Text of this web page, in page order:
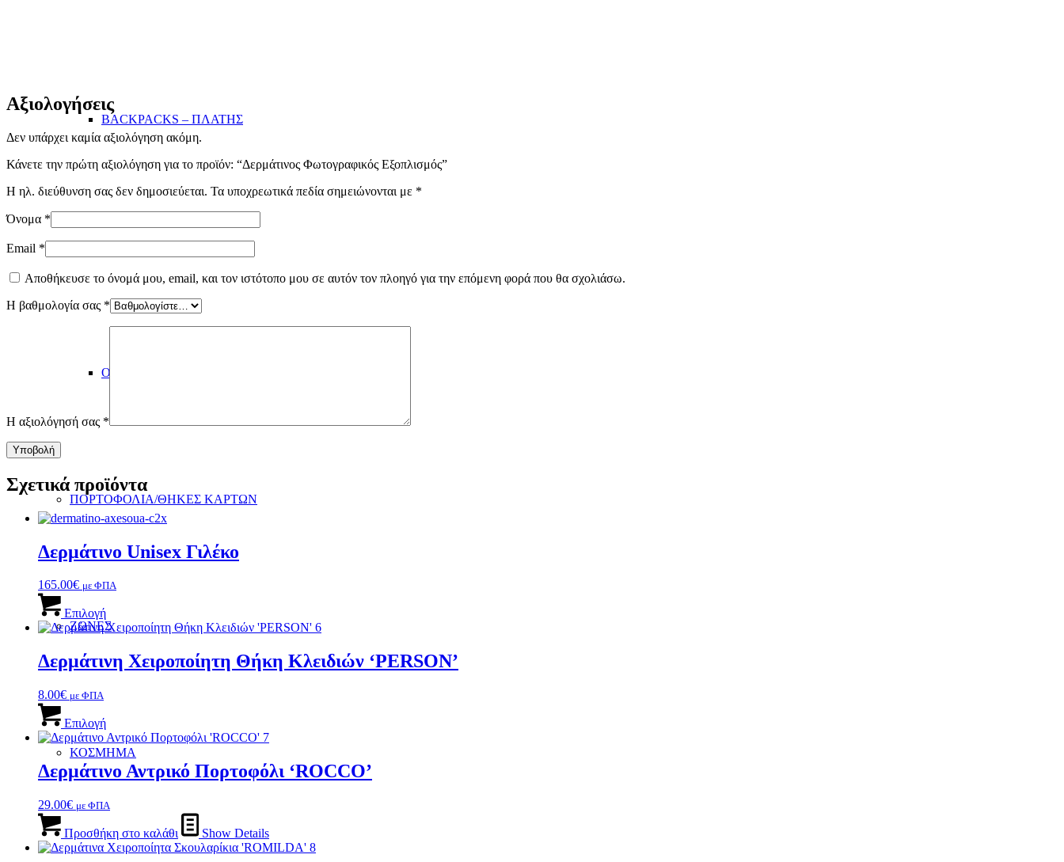
BACKPACKS – ΠΛΑΤΗΣ
CROSS BAGS – ΏΜΟΥ
OFFICE BAGS – ΓΥΝΑΙΚΕΙΕΣ ΕΠΑΓΓΕΛΜΑΤΙΚΕΣ
ΠΟΡΤΟΦΟΛΙΑ/ΘΗΚΕΣ ΚΑΡΤΩΝ
ΖΩΝΕΣ
ΚΟΣΜΗΜΑ
Αξιολογήσεις
Δεν υπάρχει καμία αξιολόγηση ακόμη.
Κάνετε την πρώτη αξιολόγηση για το προϊόν: “Δερμάτινος Φωτογραφικός Εξοπλισμός”
Η ηλ. διεύθυνση σας δεν δημοσιεύεται. Τα υποχρεωτικά πεδία σημειώνονται με *
Όνομα *
Email *
Αποθήκευσε το όνομά μου, email, και τον ιστότοπο μου σε αυτόν τον πλοηγό για την επόμενη φορά που θα σχολιάσω.
Η βαθμολογία σας *
Η αξιολόγησή σας *
Σχετικά προϊόντα
Δερμάτινο Unisex Γιλέκο
165.00€ με ΦΠΑ
Επιλογήτο
προϊόν
πολλαπλές
παραλλαγές.
να
επιλεγούν
στη
σελίδα
του
Δερμάτινη Χειροποίητη Θήκη Κλειδιών ‘PERSON’
8.00€ με ΦΠΑ
Επιλογήτο
προϊόν
έχει
πολλαπλές
παραλλαγές.
επιλογές
να
επιλεγούν
Δερμάτινο Αντρικό Πορτοφόλι ‘ROCCO’
29.00€ με ΦΠΑ
Προσθήκη στο καλάθι Show Details